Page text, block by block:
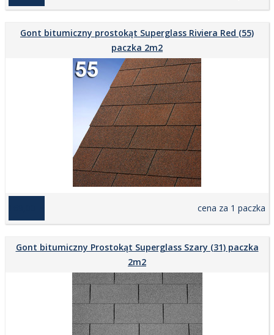
Gont bitumiczny prostokąt Superglass Riviera Red (55)
paczka 2m2
cena za 1 paczka
Gont bitumiczny Prostokąt Superglass Szary (31) paczka
2m2